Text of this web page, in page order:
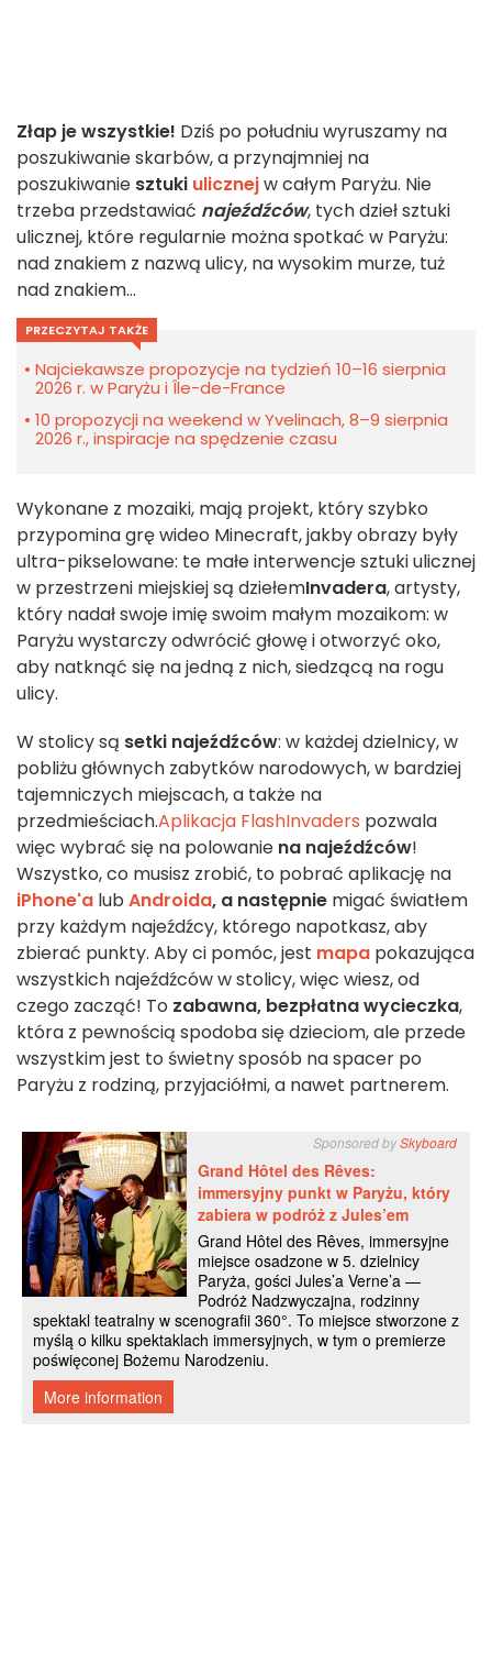
Złap je wszystkie! Dziś po południu wyruszamy na
poszukiwanie skarbów, a przynajmniej na
poszukiwanie sztuki ulicznejw całym Paryżu. Nie
trzeba przedstawiać najeźdźców, tych dzieł sztuki
ulicznej, które regularnie można spotkać w Paryżu:
nad znakiem z nazwą ulicy, na wysokim murze, tuż
nad znakiem...
PRZECZYTAJ TAKŻE
Najciekawsze propozycje na tydzień 10–16 sierpnia
2026 r. w Paryżu i Île-de-France
10 propozycji na weekend w Yvelinach, 8–9 sierpnia
2026 r., inspiracje na spędzenie czasu
Wykonane z mozaiki, mają projekt, który szybko
przypomina grę wideo Minecraft, jakby obrazy były
ultra-pikselowane: te małe interwencje sztuki ulicznej
w przestrzeni miejskiej są dziełemInvadera, artysty,
który nadał swoje imię swoim małym mozaikom: w
Paryżu wystarczy odwrócić głowę i otworzyć oko,
aby natknąć się na jedną z nich, siedzącą na rogu
ulicy.
W stolicy są setki najeźdźców: w każdej dzielnicy, w
pobliżu głównych zabytków narodowych, w bardziej
tajemniczych miejscach, a także na
przedmieściach.Aplikacja FlashInvaders pozwala
więc wybrać się na polowanie na najeźdźców!
Wszystko, co musisz zrobić, to pobrać aplikację na
iPhone'a lub Androida, a następnie migać światłem
przy każdym najeźdźcy, którego napotkasz, aby
zbierać punkty. Aby ci pomóc, jest mapa pokazująca
wszystkich najeźdźców w stolicy, więc wiesz, od
czego zacząć! To zabawna, bezpłatna wycieczka,
która z pewnością spodoba się dzieciom, ale przede
wszystkim jest to świetny sposób na spacer po
Paryżu z rodziną, przyjaciółmi, a nawet partnerem.